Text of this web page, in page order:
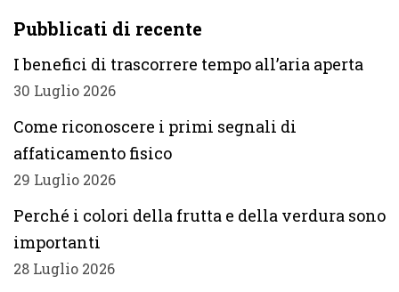
Pubblicati di recente
I benefici di trascorrere tempo all’aria aperta
30 Luglio 2026
Come riconoscere i primi segnali di
affaticamento fisico
29 Luglio 2026
Perché i colori della frutta e della verdura sono
importanti
28 Luglio 2026